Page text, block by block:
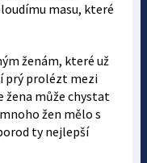
masu, které
ženám, které už
prý prolézt mezi
žena může chystat
žen mělo s
ty nejlepší